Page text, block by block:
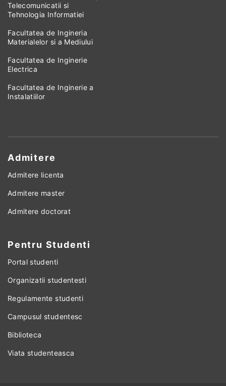
Telecomunicatii si
Tehnologia Informatiei
Facultatea de Ingineria
Materialelor si a Mediului
Facultatea de Inginerie
Electrica
Facultatea de Inginerie a
Instalatiilor
Admitere
Admitere licenta
Admitere master
Admitere doctorat
Pentru Studenti
Portal studenti
Organizatii studentesti
Regulamente studenti
Campusul studentesc
Biblioteca
Viata studenteasca